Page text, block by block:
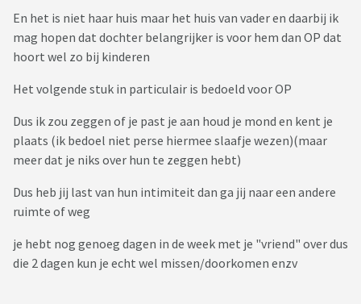
En het is niet haar huis maar het huis van vader en daarbij ik
mag hopen dat dochter belangrijker is voor hem dan OP dat
hoort wel zo bij kinderen
Het volgende stuk in particulair is bedoeld voor OP
Dus ik zou zeggen of je past je aan houd je mond en kent je
plaats (ik bedoel niet perse hiermee slaafje wezen)(maar
meer dat je niks over hun te zeggen hebt)
Dus heb jij last van hun intimiteit dan ga jij naar een andere
ruimte of weg
je hebt nog genoeg dagen in de week met je "vriend" over dus
die 2 dagen kun je echt wel missen/doorkomen enzv